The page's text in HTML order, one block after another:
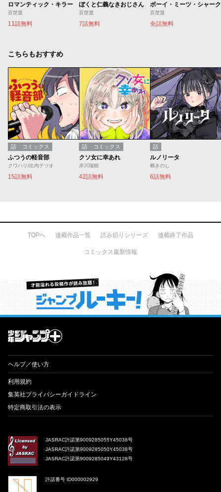
ロマンティック・キラー
百世渡
11話無料
ぼくと仁義なきおじさん
百世渡
7話無料
ボーイ・ミーツ・シャーク
百世渡
全話無料
こちらもおすすめ
話 コミックス
ふつうの軽音部
クワハリ/出内テツオ
15話無料
話 コミックス
クソ女に幸あれ
岸川瑞樹
42話無料
話
ルノリータ
棉きのし
6話無料
TOPへ 連載作品一覧 読み切りシリーズ 連載終了作品
コミックス最新情報
才能溢れる投稿作が読み放題！ ジャンプルーキー！
ヘルプ／使い方
利用規約
集英社プライバシーガイドライン
特定商取引法の表示
JASRAC許諾第9009285055Y45038号
JASRAC許諾第9009285050Y45038号
JASRAC許諾第9009285049Y43128号
許諾番号 ID000002929